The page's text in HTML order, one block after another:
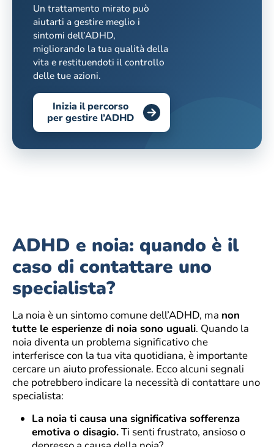
Un trattamento mirato può
aiutarti a gestire meglio i
sintomi dell’ADHD,
migliorando la tua qualità della
vita e restituendoti il controllo
delle tue azioni.
Inizia il percorso
per gestire l’ADHD
ADHD e noia: quando è il
caso di contattare uno
specialista?
La noia è un sintomo comune dell’ADHD, ma non
tutte le esperienze di noia sono uguali. Quando la
noia diventa un problema significativo che
interferisce con la tua vita quotidiana, è importante
cercare un aiuto professionale. Ecco alcuni segnali
che potrebbero indicare la necessità di contattare uno
specialista:
La noia ti causa una significativa sofferenza
emotiva o disagio.Ti senti frustrato, ansioso o